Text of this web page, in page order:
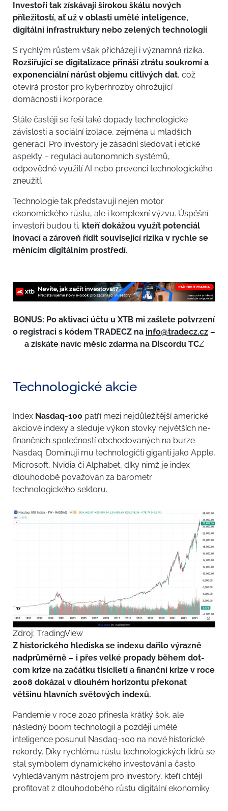
Investoři tak získávají širokou škálu nových
příležitostí, ať už v oblasti umělé inteligence,
digitální infrastruktury nebo zelených technologií.
S rychlým růstem však přicházejí i významná rizika.
Rozšiřující se digitalizace přináší ztrátu soukromí a
exponenciální nárůst objemu citlivých dat, což
otevírá prostor pro kyberhrozby ohrožující
domácnosti i korporace.
Stále častěji se řeší také dopady technologické
závislosti a sociální izolace, zejména u mladších
generací. Pro investory je zásadní sledovat i etické
aspekty – regulaci autonomních systémů,
odpovědné využití AI nebo prevenci technologického
zneužití.
Technologie tak představují nejen motor
ekonomického růstu, ale i komplexní výzvu. Úspěšní
investoři budou ti, kteří dokážou využít potenciál
inovací a zároveň řídit související rizika v rychle se
měnícím digitálním prostředí.
BONUS: Po aktivaci účtu u XTB mi zašlete potvrzení
o registraci s kódem TRADECZ na info@tradecz.cz –
a získáte navíc měsíc zdarma na Discordu TCZ
Technologické akcie
Index Nasdaq-100 patří mezi nejdůležitější americké
akciové indexy a sleduje výkon stovky největších ne-
finančních společností obchodovaných na burze
Nasdaq. Dominují mu technologičtí giganti jako Apple,
Microsoft, Nvidia či Alphabet, díky nimž je index
dlouhodobě považován za barometr
technologického sektoru.
Zdroj: TradingView
Z historického hlediska se indexu dařilo výrazně
nadprůměrně – i přes velké propady během dot-
com krize na začátku tisíciletí a finanční krize v roce
2008 dokázal v dlouhém horizontu překonat
většinu hlavních světových indexů.
Pandemie v roce 2020 přinesla krátký šok, ale
následný boom technologií a později umělé
inteligence posunul Nasdaq-100 na nové historické
rekordy. Díky rychlému růstu technologických lídrů se
stal symbolem dynamického investování a často
vyhledávaným nástrojem pro investory, kteří chtějí
profitovat z dlouhodobého růstu digitální ekonomiky.